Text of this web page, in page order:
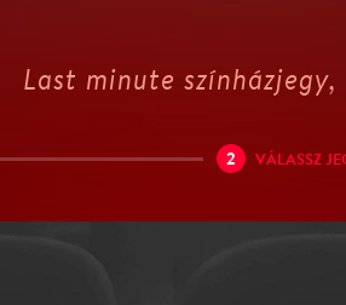
Last minute
2 VÁLASSZ